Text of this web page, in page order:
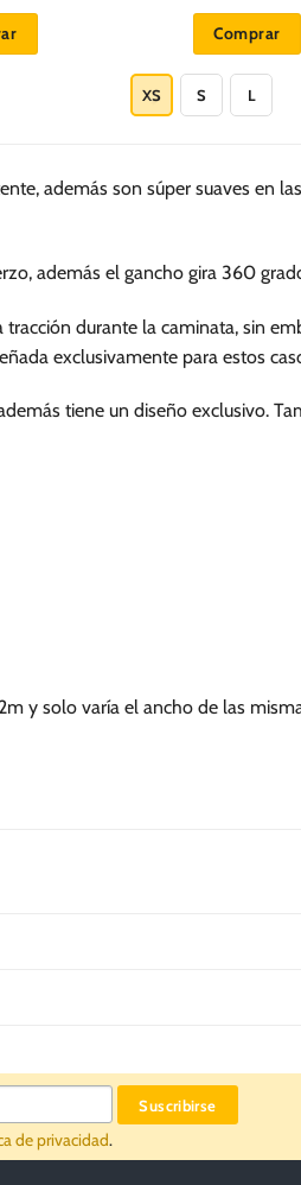
Comprar
tiene
Las
pueden
en
la
de
XS S L
además son súper suaves en
además el gancho gira 360
durante la caminata, sin
exclusivamente para estos
tiene un diseño exclusivo.
y solo varía el ancho de las
de privacidad.